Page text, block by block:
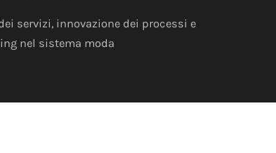
servizi, innovazione dei processi e
nel sistema moda